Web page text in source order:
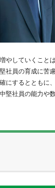
やしていくこと
社員の育成に苦
にするとともに
堅社員の能力や
割